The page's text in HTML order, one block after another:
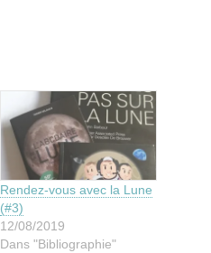
Rendez-vous avec la Lune
(#3)
12/08/2019
Dans "Bibliographie"